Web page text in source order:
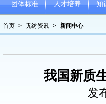
团体标准 人才培养 知
首页 > 无纺资讯 > 新闻中心
我国新质
发